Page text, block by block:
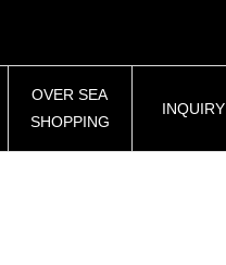
OVER SEA
SHOPPING
INQUIRY